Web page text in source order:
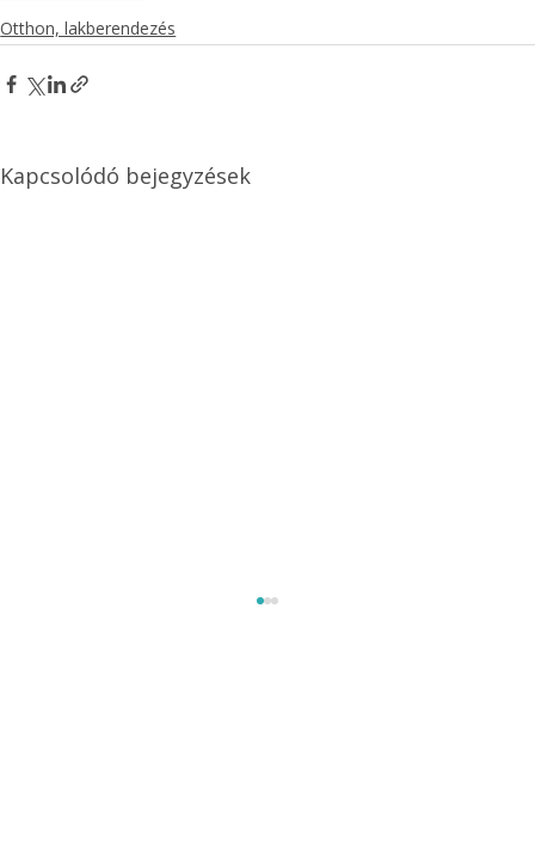
Otthon, lakberendezés
Kapcsolódó bejegyzések